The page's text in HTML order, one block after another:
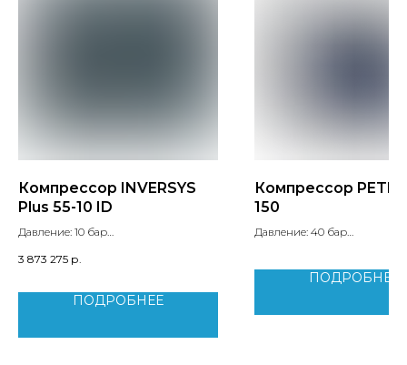
Компрессор INVERSYS
Plus 55-10 ID
Давление: 10 бар
Мощность двигателя: 55 кВт
Вес: 1290 кг
3 873 275 р.
ПОДРОБНЕЕ
Компрессор
150
Давление: 40 бар
Вес: 7500 кгПОДРОБНЕЕ